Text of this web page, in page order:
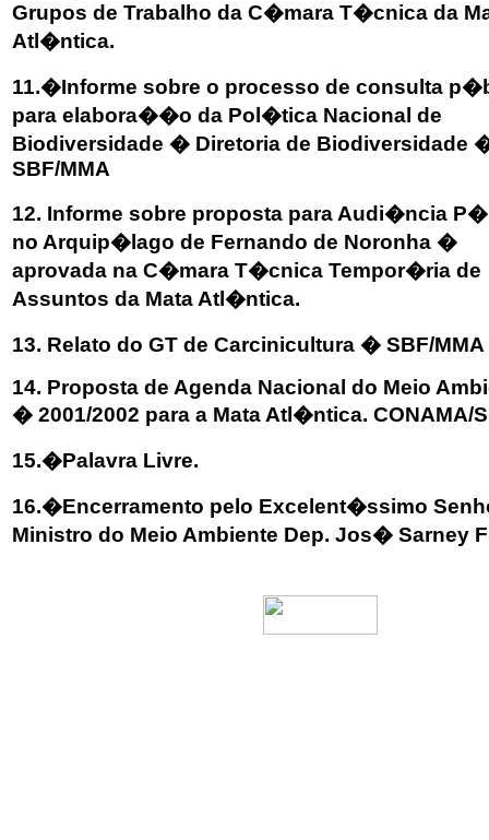
Grupos de Trabalho da C�mara T�cnica da
Atl�ntica.
11.�Informe sobre o processo de consulta
para elabora��o da Pol�tica Nacional de
Biodiversidade � Diretoria de Biodiversidade
SBF/MMA
12. Informe sobre proposta para Audi�ncia
no Arquip�lago de Fernando de Noronha �
aprovada na C�mara T�cnica Tempor�ria de
Assuntos da Mata Atl�ntica.
13. Relato do GT de Carcinicultura � SBF/MMA
14. Proposta de Agenda Nacional do Meio
� 2001/2002 para a Mata Atl�ntica. CONAMA/
15.�Palavra Livre.
16.�Encerramento pelo Excelent�ssimo
Ministro do Meio Ambiente Dep. Jos� Sarney